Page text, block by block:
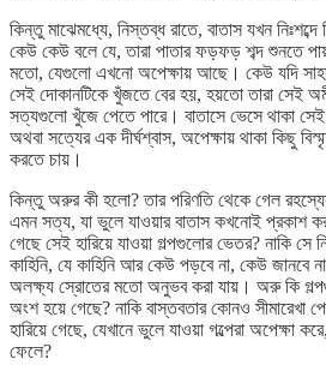
কিন্তু মাঝেমধ্যে, নিস্তব্ধ রাতে, বাতাস যখন
কেউ কেউ বলে যে, তারা পাতার ফড়ফড় শব্দ শুনতে
মতো, যেগুলো এখনো অপেক্ষায় আছে। কেউ যদি সাহস
সেই দোকানটিকে খুঁজতে বের হয়, হয়তো তারা সেই
সত্যগুলো খুঁজে পেতে পারে। বাতাসে ভেসে থাকা
অথবা সত্যের এক দীর্ঘশ্বাস, অপেক্ষায় থাকা কিছু
করতে চায়।
কিন্তু অরুর কী হলো? তার পরিণতি থেকে গেল
এমন সত্য, যা ভুলে যাওয়ার বাতাস কখনোই প্রকাশ
গেছে সেই হারিয়ে যাওয়া গল্পগুলোর ভেতর? নাকি সে
কাহিনি, যে কাহিনি আর কেউ পড়বে না, কেউ জানবে
অলক্ষ্য স্রোতের মতো অনুভব করা যায়। অরু কি
অংশ হয়ে গেছে? নাকি বাস্তবতার কোনও সীমারেখা
হারিয়ে গেছে, যেখানে ভুলে যাওয়া গল্পেরা অপেক্ষা করে,
ফেলে?